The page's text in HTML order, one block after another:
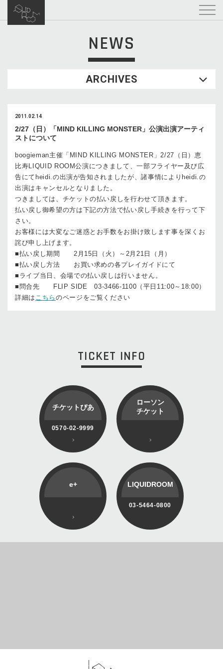
NEWS
ARCHIVES
2011.02.14
2/27（日）「MIND KILLING MONSTER」公演出演アーティ
ストについて
boogieman主催「MIND KILLING MONSTER」2/27（日）恵
比寿LIQUID ROOM公演につきまして、一部フライヤー及び広
告にてheidi.の出演が告知されましたが、諸事情によりheidi.の
出演はキャンセルとなりました。
つきましては、チケットの払い戻しを行わせて頂きます。
払い戻し御希望の方は下記の方法で払い戻し手続きを行って下
さい。
お客様には大変なご迷惑とお手数をお掛け致します事を深くお
詫び申し上げます。
■払い戻し期間 2月15日（火）～2月21日（月）
■払い戻し方法 お買い求めの各プレイガイドにて
■ライブ当日、会場での払い戻しは行いません。
■問合先 FLIP SIDE 03-3466-1100（平日11:00～18:00）
詳細は こちら のページをご覧ください
TICKET INFO
チケットぴあ
0570-02-9999
ローソン
チケット
e+ LIQUIDROOM
03-5464-0800